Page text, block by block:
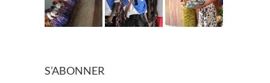
S’ABONNER